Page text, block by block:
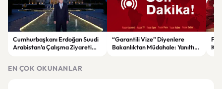
Cumhurbaşkanı Erdoğan Suudi
Arabistan’a Çalışma Ziyareti
“Garantili Vize” Diyenlere
Bakanlıktan Müdahale: Yanıltıcı
EN ÇOK OKUNANLAR